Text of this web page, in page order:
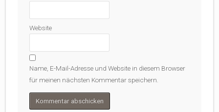
Website
Name, E-Mail-Adresse und Website in diesem Browser
für meinen nächsten Kommentar speichern.